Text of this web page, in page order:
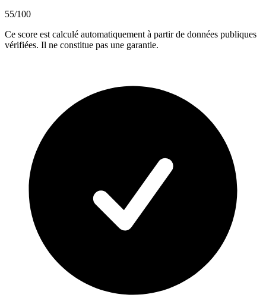
55/100
Ce score est calculé automatiquement à partir de données publiques
vérifiées. Il ne constitue pas une garantie.